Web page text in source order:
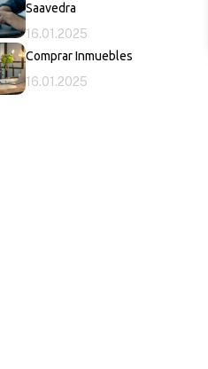
Saavedra
16.01.2025
Comprar Inmuebles
16.01.2025